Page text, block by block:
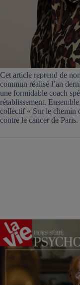
Cet article reprend de
commun réalisé l’an
une formidable coach
rétablissement.
collectif « Sur le chemin
contre le cancer de Paris.